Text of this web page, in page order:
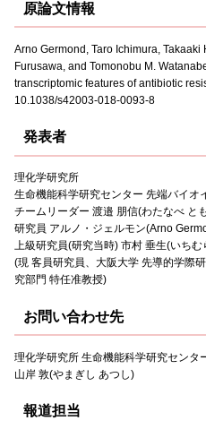
原論文情報
Arno Germond, Taro Ichimura,
Furusawa, and Tomonobu M.
transcriptomic features of antibiotic
10.1038/s42003-018-0093-8
発表者
理化学研究所
生命機能科学研究センター 先端バイオ
チームリーダー 渡邉 朋信(わたなべ と
研究員 アルノ・ジェルモン(Arno
上級研究員(研究当時) 市村 垂生(いちむ
(現 客員研究員、大阪大学 先導的学際
究部門 特任准教授)
お問い合わせ先
理化学研究所 生命機能科学研究センタ
山岸 敦(やまぎし あつし)
報道担当